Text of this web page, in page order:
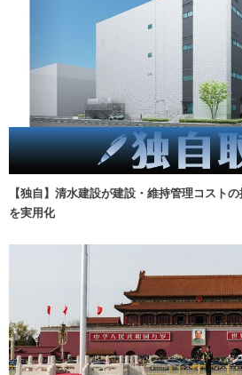
【独自】清水建設が建設・維持管理コスト
を実用化